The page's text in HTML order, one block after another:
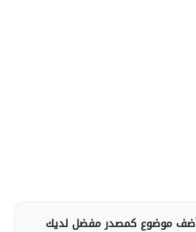
أضف موضوع كمصدر مفضل لديك